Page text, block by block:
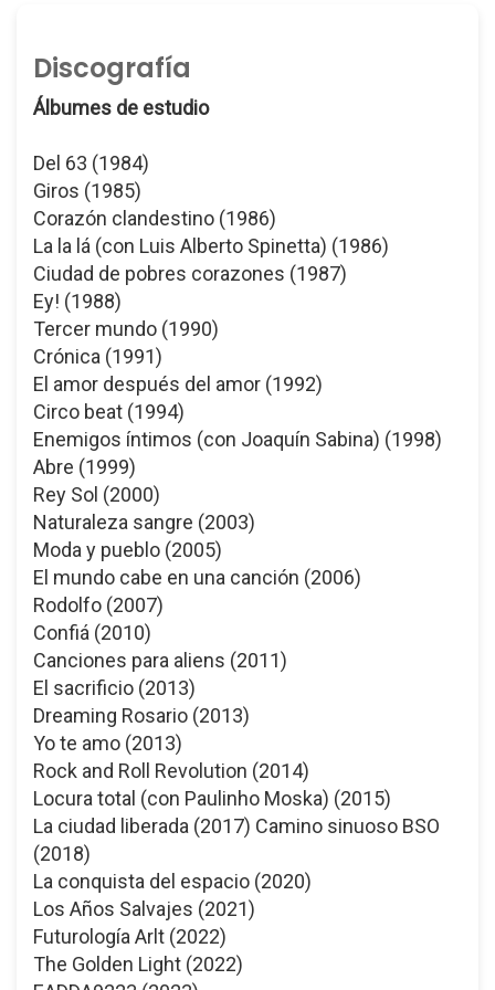
Discografía
Álbumes de estudio
Del 63 (1984)
Giros (1985)
Corazón clandestino (1986)
La la lá (con Luis Alberto Spinetta) (1986)
Ciudad de pobres corazones (1987)
Ey! (1988)
Tercer mundo (1990)
Crónica (1991)
El amor después del amor (1992)
Circo beat (1994)
Enemigos íntimos (con Joaquín Sabina) (1998)
Abre (1999)
Rey Sol (2000)
Naturaleza sangre (2003)
Moda y pueblo (2005)
El mundo cabe en una canción (2006)
Rodolfo (2007)
Confiá (2010)
Canciones para aliens (2011)
El sacrificio (2013)
Dreaming Rosario (2013)
Yo te amo (2013)
Rock and Roll Revolution (2014)
Locura total (con Paulinho Moska) (2015)
La ciudad liberada (2017) Camino sinuoso BSO
(2018)
La conquista del espacio (2020)
Los Años Salvajes (2021)
Futurología Arlt (2022)
The Golden Light (2022)